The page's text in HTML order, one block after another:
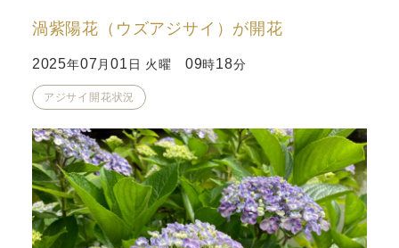
渦紫陽花（ウズアジサイ）が開花
2025年07 月01 日 火曜 09時18分
アジサイ開花状況